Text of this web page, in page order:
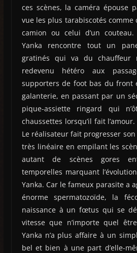
ces scènes, la caméra épouse
vue les plus tarabiscotés comme
camion ou celui d’un
Yanka rencontre tout un
gratinés qui va du chauffeur
redevenu hétéro aux
supporters de foot bas du front
galanterie, en passant par un
pique-assiette ringard qui
chaussettes lorsqu’il fait
Le réalisateur fait progresser
très linéaire en empilant les
autant de scènes gores
temporelles marquant
Yanka. Car le fameux parasite a
énorme spermatozoïde, la
naissance à un fœtus qui se
vitesse que n’importe quel
Yanka n’a plus affaire à un
bel et bien à une part d’elle-